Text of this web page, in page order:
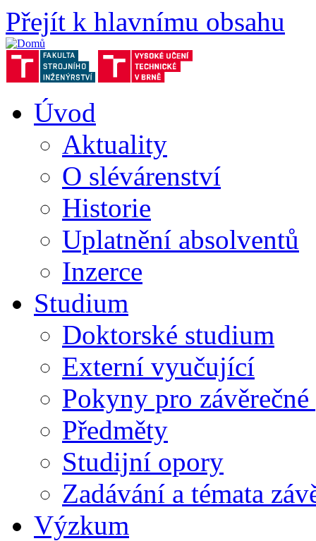
Přejít k hlavnímu obsahu
Úvod
Aktuality
O slévárenství
Historie
Uplatnění absolventů
Inzerce
Studium
Doktorské studium
Externí vyučující
Pokyny pro závěrečné
Předměty
Studijní opory
Zadávání a témata
Výzkum